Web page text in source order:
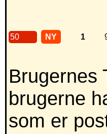
50 NY 1
Brugernes
brugerne
som er